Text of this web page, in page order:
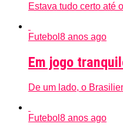
Estava tudo certo até
Futebol 8 anos ago
Em jogo
De um lado, o
Futebol 8 anos ago